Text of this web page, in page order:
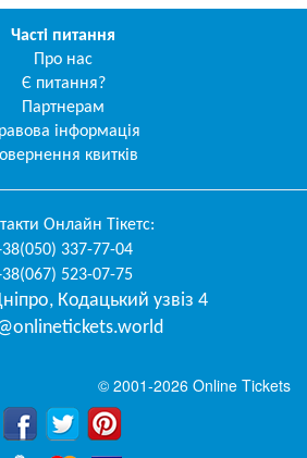
Часті питання
Про нас
Є питання?
Партнерам
інформація
квитків
Онлайн Тікетс:
337-77-04
523-07-75
, Кодацький узвіз 4
© 2001-2026 Online Tickets